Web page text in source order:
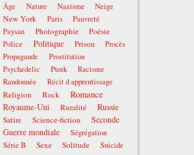
Âge
Nature Nazisme Neige
New York Paris
Pauvreté
Paysan
Photographie Poésie
Police Politique Prison
Procès
Propagande
Prostitution
Psychedelic
Punk
Racisme
Randonnée
Récit d apprentissage
Religion Rock Romance
Royaume-Uni Ruralité Russie
Satire Science-fiction
Seconde
Guerre mondiale
Ségrégation
Série B
Sexe Solitude
Suicide